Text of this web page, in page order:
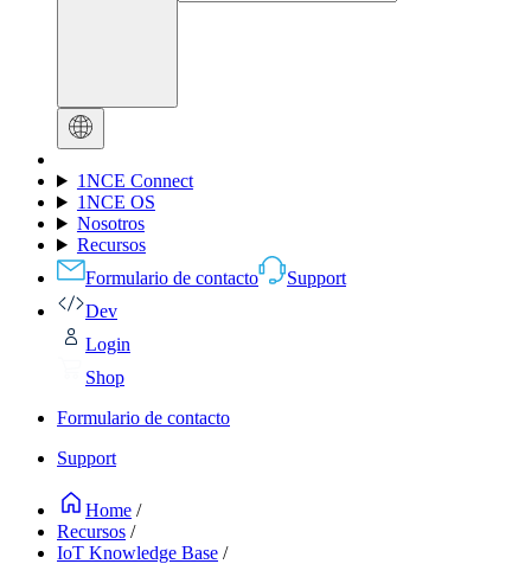
1NCE Connect
1NCE OS
Nosotros
Recursos
Formulario de contacto
Support
Dev
Login
Shop
Formulario de contacto
Support
Home /
Recursos /
IoT Knowledge Base /